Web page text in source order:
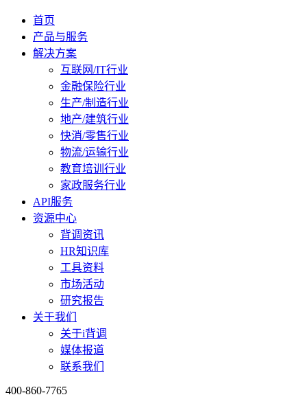
首页
产品与服务
解决方案
互联网/IT行业
金融保险行业
生产/制造行业
地产/建筑行业
快消/零售行业
物流/运输行业
教育培训行业
家政服务行业
API服务
资源中心
背调资讯
HR知识库
工具资料
市场活动
研究报告
关于我们
关于i背调
媒体报道
联系我们
400-860-7765